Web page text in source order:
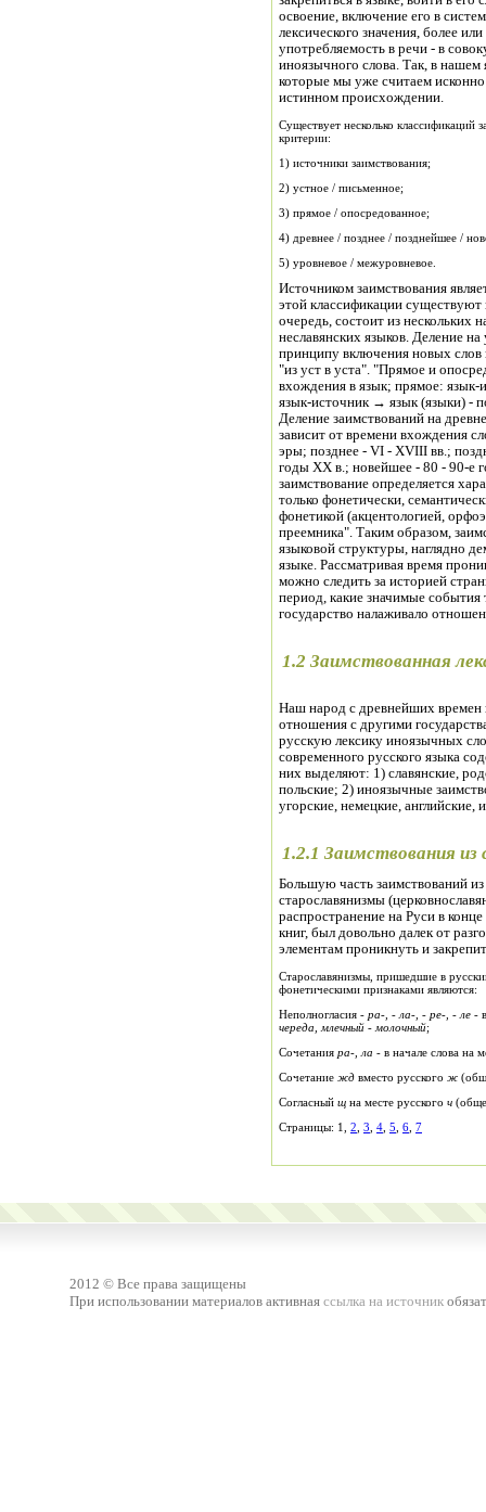
освоение, включение его в
лексического значения, более
употребляемость в речи - в
иноязычного слова. Так, в нашем
которые мы уже считаем
истинном происхождении.
Существует несколько
критерии:
1) источники заимствования;
2) устное / письменное;
3) прямое / опосредованное;
4) древнее / позднее / позднейшее /
5) уровневое / межуровневое.
Источником заимствования
этой классификации существуют
очередь, состоит из нескольких
неславянских языков. Деление
принципу включения новых слов
"из уст в уста". "Прямое и
вхождения в язык; прямое:
язык-источник → язык (языки) -
Деление заимствований на
зависит от времени вхождения
эры; позднее - VI - XVIII вв.;
годы XX в.; новейшее - 80 - 90-е
заимствование определяется
только фонетически,
фонетикой (акцентологией,
преемника". Таким образом,
языковой структуры, наглядно
языке. Рассматривая время
можно следить за историей
период, какие значимые
государство налаживало
1.2 Заимствованная
Наш народ с древнейших времен
отношения с другими
русскую лексику иноязычных
современного русского языка
них выделяют: 1) славянские,
польские; 2) иноязычные
угорские, немецкие, английские,
1.2.1 Заимствования из
Большую часть заимствований
старославянизмы
распространение на Руси в
книг, был довольно далек от
элементам проникнуть и
Старославянизмы, пришедшие в
фонетическими признаками являются:
Неполногласия - ра-, - ла-, - ре-, - ле -
череда, млечный - молочный;
Сочетания ра-, ла - в начале слова на
Сочетание жд вместо русского ж
Согласный щ на месте русского ч
Страницы: 1, 2 3 4 5 6 7
2012 © Все права защищены
При использовании материалов активная ссылка на источник